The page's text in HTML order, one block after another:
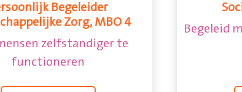
Begeleider
Zorg, MBO 4
zelfstandiger te
functioneren
Begeleid